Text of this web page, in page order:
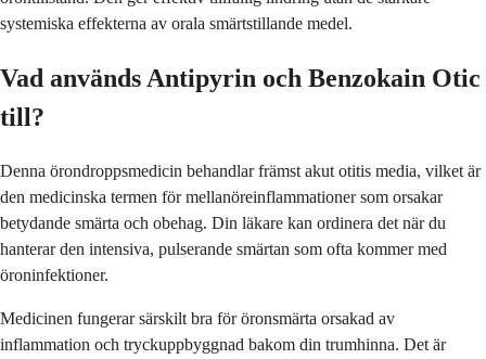
systemiska effekterna av orala smärtstillande medel.
Vad används Antipyrin och Benzokain Otic
till?
Denna örondroppsmedicin behandlar främst akut otitis media, vilket är
den medicinska termen för mellanöreinflammationer som orsakar
betydande smärta och obehag. Din läkare kan ordinera det när du
hanterar den intensiva, pulserande smärtan som ofta kommer med
öroninfektioner.
Medicinen fungerar särskilt bra för öronsmärta orsakad av
inflammation och tryckuppbyggnad bakom din trumhinna. Det är